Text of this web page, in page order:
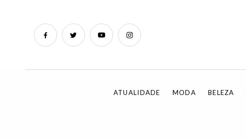
ATUALIDADE MODA BELEZA